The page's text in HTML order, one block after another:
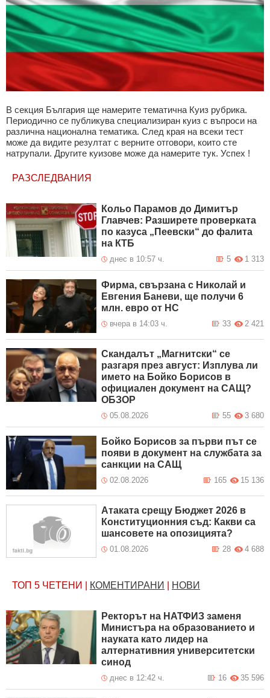
В секция България ще намерите тематична Куиз рубрика.
Периодично се публикува специализиран куиз с въпроси на
различна национална тематика. След края на всеки тест
може да видите резултат с верните отговори, които сте
натрупали. Другите куизове може да намерите тук. Успех !
РАЗСЛЕДВАНИЯ
Кольо Парамов до Димитър
Главчев: Разширете проверката
по казуса „Пеевски“ до фалита
на КТБ
днес в 10:57 ч. 1 313
5
Фирма, свързана с Николай и
Евгения Баневи, ще получи 6
млн. евро от НС
вчера в 14:03 ч. 2 421
33
Скандалът „Магнитски“ се
разгаря през август: Изплува ли
името на Бойко Борисов в
официален документ на САЩ?
ОБЗОР
05.08.2026 3 680
55
Бойко Борисов за първи път се
появи в документ на службата за
санкции на САЩ
02.08.2026 15 136
165
Атаката срещу Бюджет 2026 в
Конституционния съд: Какви са
шансовете на опозицията?
01.08.2026 4 688
28
ТОП 5 ЧЕТЕНИ КОМЕНТИРАНИ НОВИ
Ректорът на НАТФИЗ заменя
Министъра на образованието и
науката като лидер на
алтернативния университетски
синод
днес в 12:42 ч. 35 596
16